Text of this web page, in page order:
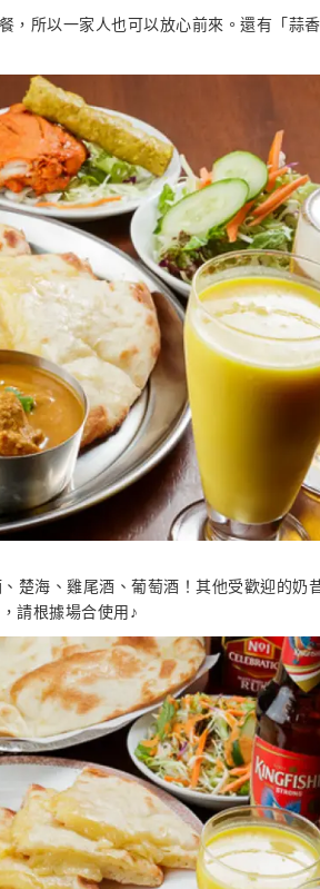
，所以一家人也可以放心前來。還有「蒜
楚海、雞尾酒、葡萄酒！其他受歡迎的奶
請根據場合使用♪